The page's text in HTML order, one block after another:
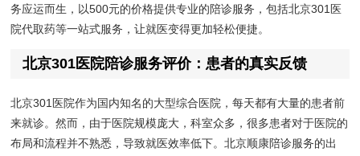
务应运而生，以500元的价格提供专业的陪诊服务，包括北京301医
院代取药等一站式服务，让就医变得更加轻松便捷。
北京301医院陪诊服务评价：患者的真实反馈
北京301医院作为国内知名的大型综合医院，每天都有大量的患者前
来就诊。然而，由于医院规模庞大，科室众多，很多患者对于医院的
布局和流程并不熟悉，导致就医效率低下。北京顺康陪诊服务的出